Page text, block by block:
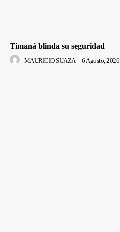
Timaná blinda su seguridad
MAURICIO SUAZA - 6 Agosto, 2026